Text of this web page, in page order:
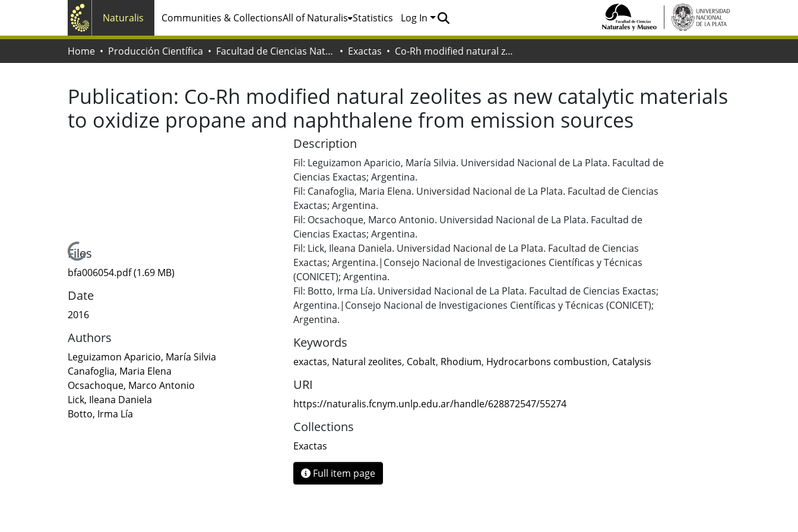
Naturalis Communities & CollectionsAll of Naturalis Statistics Log In
Home Producción Científica Facultad de Ciencias Naturales y Museo Exactas Co-Rh modified natural zeolites as new catalytic materials to oxidize propane and naphthalene from emission sources
Publication: Co-Rh modified natural zeolites as new catalytic materials
to oxidize propane and naphthalene from emission sources
Loading...
Files
bfa006054.pdf(1.69 MB)
Date
2016
Authors
Leguizamon Aparicio, María Silvia
Canafoglia, Maria Elena
Ocsachoque, Marco Antonio
Lick, Ileana Daniela
Botto, Irma Lía
Description
Fil: Leguizamon Aparicio, María Silvia. Universidad Nacional de La Plata. Facultad de
Ciencias Exactas; Argentina.
Fil: Canafoglia, Maria Elena. Universidad Nacional de La Plata. Facultad de Ciencias
Exactas; Argentina.
Fil: Ocsachoque, Marco Antonio. Universidad Nacional de La Plata. Facultad de
Ciencias Exactas; Argentina.
Fil: Lick, Ileana Daniela. Universidad Nacional de La Plata. Facultad de Ciencias
Exactas; Argentina.|Consejo Nacional de Investigaciones Científicas y Técnicas
(CONICET); Argentina.
Fil: Botto, Irma Lía. Universidad Nacional de La Plata. Facultad de Ciencias Exactas;
Argentina.|Consejo Nacional de Investigaciones Científicas y Técnicas (CONICET);
Argentina.
Keywords
exactas, Natural zeolites, Cobalt, Rhodium, Hydrocarbons combustion, Catalysis
URI
https://naturalis.fcnym.unlp.edu.ar/handle/628872547/55274
Collections
Exactas
Full item page